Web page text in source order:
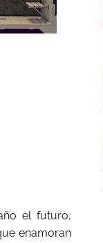
el futuro,
enamoran